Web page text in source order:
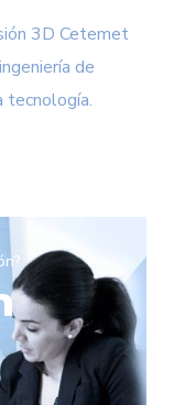
3D Cetemet
de
tecnología.